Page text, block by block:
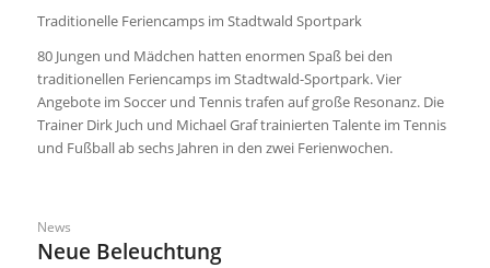
Traditionelle Feriencamps im Stadtwald Sportpark
80 Jungen und Mädchen hatten enormen Spaß bei den
traditionellen Feriencamps im Stadtwald-Sportpark. Vier
Angebote im Soccer und Tennis trafen auf große Resonanz. Die
Trainer Dirk Juch und Michael Graf trainierten Talente im Tennis
und Fußball ab sechs Jahren in den zwei Ferienwochen.
News
Neue Beleuchtung